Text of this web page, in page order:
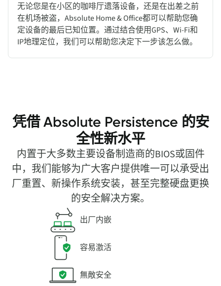
无论您是在小区的咖啡厅遗落设备，还是在出差之前
在机场被盗，Absolute Home & Office都可以帮助您确
定设备的最后已知位置。通过结合使用GPS、Wi-Fi和
IP地理定位，我们可以帮助您决定下一步该怎么做。
凭借 Absolute Persistence 的安
全性新水平
内置于大多数主要设备制造商的BIOS或固件
中，我们能够为广大客户提供唯一可以承受出
厂重置、新操作系统安装，甚至完整硬盘更换
的安全解决方案。
出厂内嵌
容易激活
無敵安全